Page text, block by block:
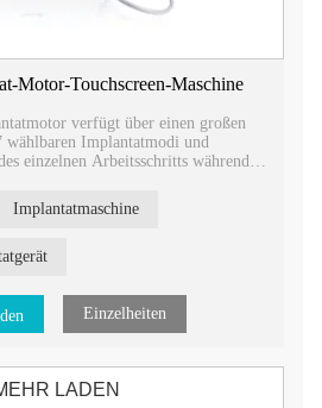
Motor-Touchscreen-Maschine
verfügt über einen großen
wählbaren Implantatmodi und
einzelnen Arbeitsschritts während
von 1:1, 1:5 und 20:1 ist verfügbar.
mit Multifunktions-
Implantatmaschine
Einzelheiten
LADEN